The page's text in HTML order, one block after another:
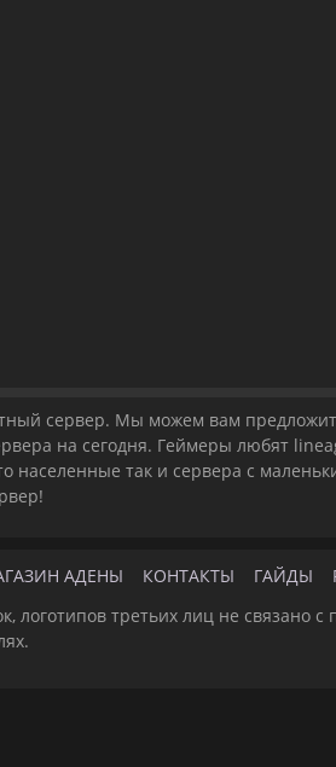
сервер. Мы можем вам
на сегодня. Геймеры любят
населенные так и сервера с
АДЕНЫ КОНТАКТЫ ГАЙДЫ
третьих лиц не связано